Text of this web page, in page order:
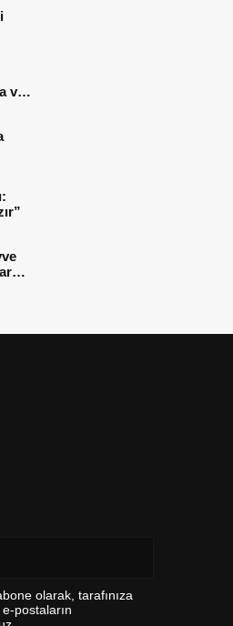
ve
olarak, tarafınıza
postaların